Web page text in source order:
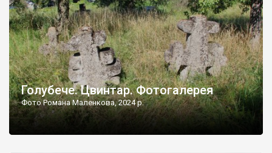
Голубече. Цвинтар. Фотогалерея
Фото Романа Маленкова, 2024 р.